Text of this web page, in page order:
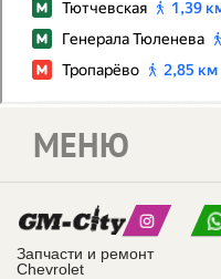
Запчасти и ремонт
Chevrolet
МЕНЮ